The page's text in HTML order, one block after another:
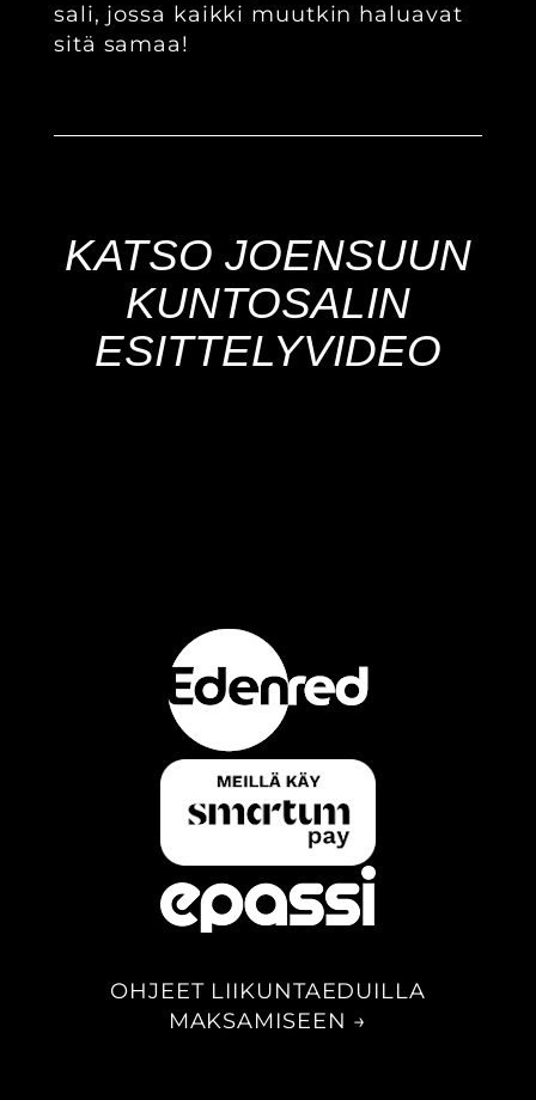
sali, jossa kaikki muutkin haluavat
sitä samaa!
KATSO JOENSUUN
KUNTOSALIN
ESITTELYVIDEO
OHJEET LIIKUNTAEDUILLA
MAKSAMISEEN →